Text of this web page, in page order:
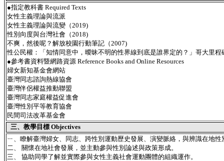
●指定教科書 Required Texts
女性主義理論與流派
女性主義理論與流變（2019)
性別向度與台灣社會（2018)
不爽，然後呢？解放校園行動筆記（2007)
性公民權：「知情同意中，曖昧不明的性界線到底是誰界定的？」哥大里
●參考書資料暨網路資源 Reference Books and Online Resources
婦女新知基金會網站
臺灣同志諮詢熱線協會
臺灣伴侶權益推動聯盟
臺灣同志家庭權益促進會
臺灣性別平等教育協會
民間司法改革基金會
三、教學目標 Objectives
ㄧ、瞭解臺灣婦女、同志、跨性別運動歷史發展、演變脈絡，與辨識在地性
二、 關懷在地社會發展，並主動參與性別論述與政策形成。
三、 協助同學了解並實際參與女性主義社會運動團體的組織運作。